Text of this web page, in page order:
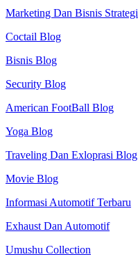
Marketing Dan Bisnis Strategi
Coctail Blog
Bisnis Blog
Security Blog
American FootBall Blog
Yoga Blog
Traveling Dan Exloprasi Blog
Movie Blog
Informasi Automotif Terbaru
Exhaust Dan Automotif
Umushu Collection